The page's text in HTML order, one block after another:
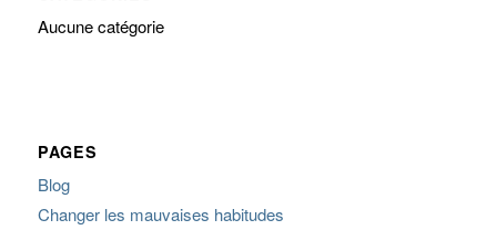
Aucune catégorie
PAGES
Blog
Changer les mauvaises habitudes